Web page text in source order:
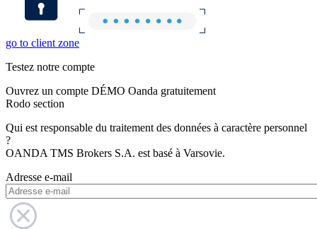
go to client zone
Testez notre compte
Ouvrez un compte DÉMO Oanda gratuitement
Rodo section
Qui est responsable du traitement des données à caractère personnel
?
OANDA TMS Brokers S.A. est basé à Varsovie.
Adresse e-mail